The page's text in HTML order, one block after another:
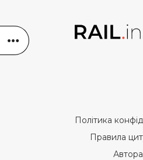
Політика
Правила